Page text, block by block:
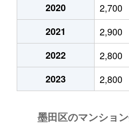
3,300万円
両国
3,400万円
両国
2,400万円
両国
2,700万円
両国
石原
1,400万円
2020
2,700
2021
2,900
2022
2,800
2023
2,800